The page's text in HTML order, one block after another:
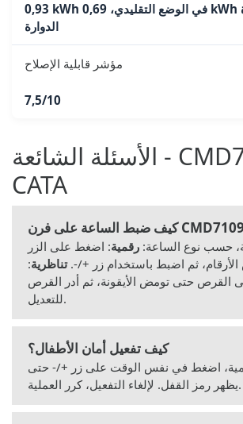
0,93 kWh في الوضع التقليدي، 0,69 kWh في وضع الحرارة
الدوارة
مؤشر قابلية الإصلاح
7,5/10
الأسئلة الشائعة - CMD7109X
CATA
حسب نوع الساعة: رقمية: اضغط على الزر
ثم اضبط باستخدام زر +/-.تناظرية:
القرص حتى تومض الأيقونة، ثم أدر القرص
للتعديل.
كيف تفعيل أمان الأطفال؟
اضغط في نفس الوقت على زر +/- حتى
يظهر رمز القفل. لإلغاء التفعيل، كرر العملية.